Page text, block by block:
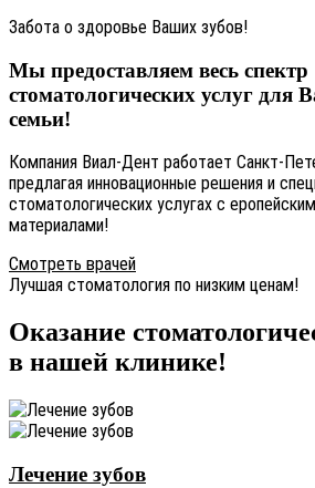
Забота о здоровье Ваших зубов!
Мы предоставляем весь спектр
стоматологических услуг для
семьи!
Компания Виал-Дент работает Санкт-
предлагая инновационные решения и
стоматологических услугах с
материалами!
Смотреть врачей
Лучшая стоматология по низким ценам!
Оказание
в нашей клинике!
Лечение зубов